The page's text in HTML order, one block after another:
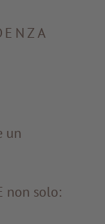
un
non solo: